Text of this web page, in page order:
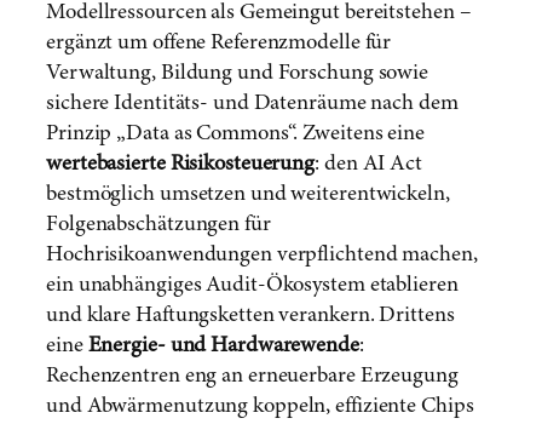
Modellressourcen als Gemeingut bereitstehen –
ergänzt um offene Referenzmodelle für
Verwaltung, Bildung und Forschung sowie
sichere Identitäts- und Datenräume nach dem
Prinzip „Data as Commons“. Zweitens eine
wertebasierte Risikosteuerung: den AI Act
bestmöglich umsetzen und weiterentwickeln,
Folgenabschätzungen für
Hochrisikoanwendungen verpflichtend machen,
ein unabhängiges Audit-Ökosystem etablieren
und klare Haftungsketten verankern. Drittens
eine Energie- und Hardwarewende:
Rechenzentren eng an erneuerbare Erzeugung
und Abwärmenutzung koppeln, effiziente Chips